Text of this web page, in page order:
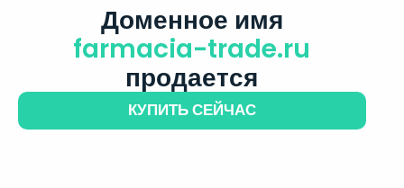
Доменное имя
farmacia-trade.ru
продается
КУПИТЬ СЕЙЧАС